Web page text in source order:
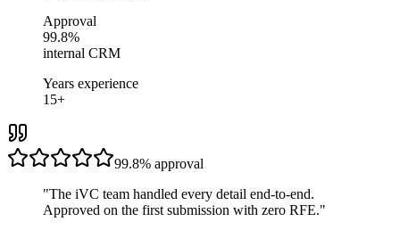
Approval
99.8%
internal CRM
Years experience
15+
99.8% approval
"The iVC team handled every detail end-to-end.
Approved on the first submission with zero RFE."